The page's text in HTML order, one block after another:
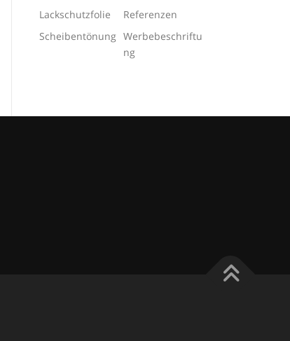
Lackschutzfolie
Referenzen
Scheibentönung Werbebeschriftu
ng